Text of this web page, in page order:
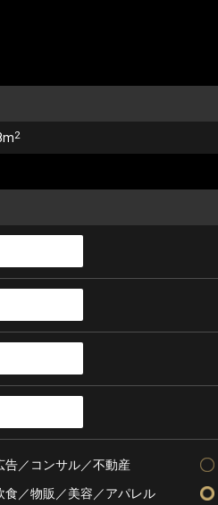
2
告／コンサル／不動産
食／物販／美容／アパレル